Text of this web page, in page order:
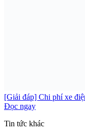
[Giải đáp] Chi phí xe
Đọc ngay
Tin tức khác